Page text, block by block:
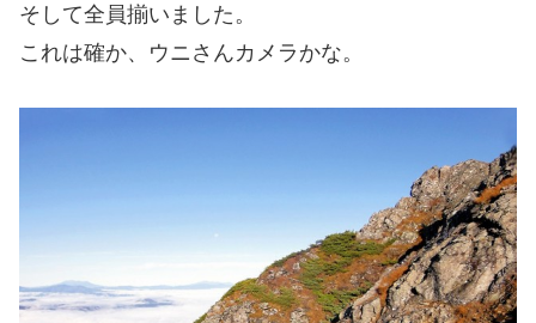
そして全員揃いました。
これは確か、ウニさんカメラかな。